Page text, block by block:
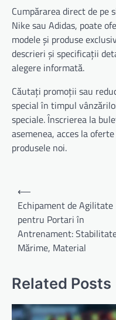
Cumpărarea direct de
Nike sau Adidas, poate
modele și produse
descrieri și specificații
alegere informată.
Căutați promoții sau
special în timpul
speciale. Înscrierea la
asemenea, acces la
produsele noi.
Post
navigation
⟵
Echipament de Agilitate
pentru Portari în
Antrenament:
Mărime, Material
Related Posts